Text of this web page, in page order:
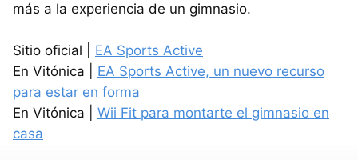
más a la experiencia de un gimnasio.
Sitio oficial | EA Sports Active
En Vitónica | EA Sports Active, un nuevo recurso
para estar en forma
En Vitónica | Wii Fit para montarte el gimnasio en
casa